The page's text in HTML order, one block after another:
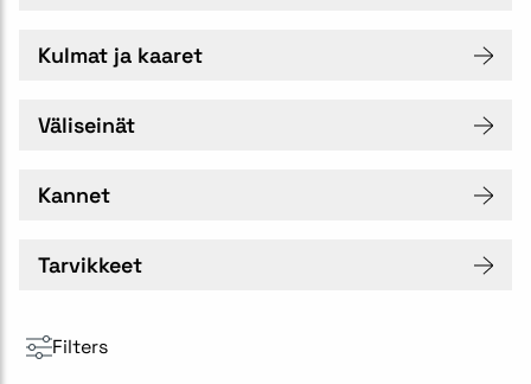
Kulmat ja kaaret
Väliseinät
Kannet
Tarvikkeet
Filters